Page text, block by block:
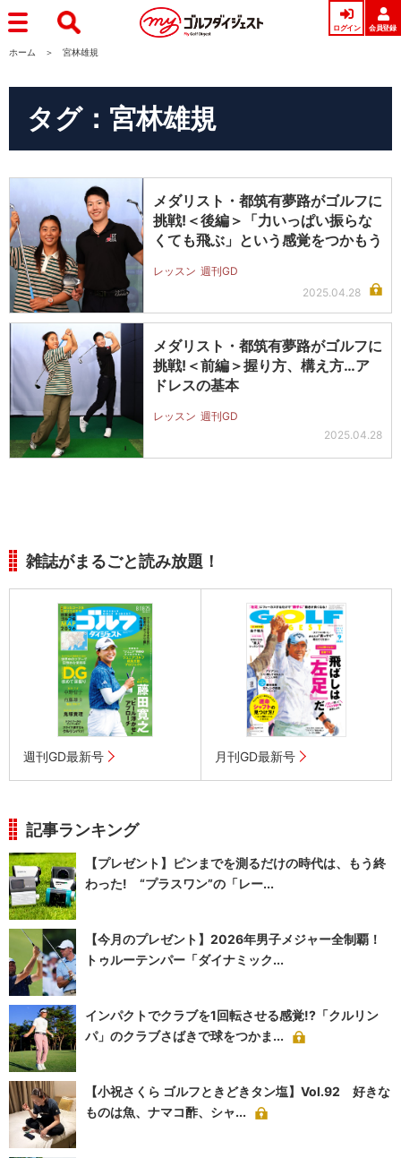
ログイン 会員登録
ホーム 宮林雄規
タグ：宮林雄規
メダリスト・都筑有夢路がゴルフに
挑戦!＜後編＞「力いっぱい振らな
くても飛ぶ」という感覚をつかもう
レッスン 週刊GD
2025.04.28
メダリスト・都筑有夢路がゴルフに
挑戦!＜前編＞握り方、構え方…ア
ドレスの基本
レッスン 週刊GD
2025.04.28
雑誌がまるごと読み放題！
週刊GD最新号 月刊GD最新号
記事ランキング
【プレゼント】ピンまでを測るだけの時代は、もう終
わった! “プラスワン”の「レー...
【今月のプレゼント】2026年男子メジャー全制覇！
トゥルーテンパー「ダイナミック...
インパクトでクラブを1回転させる感覚!?「クルリン
パ」のクラブさばきで球をつかま...
【小祝さくら ゴルフときどきタン塩】Vol.92 好きな
ものは魚、ナマコ酢、シャ...